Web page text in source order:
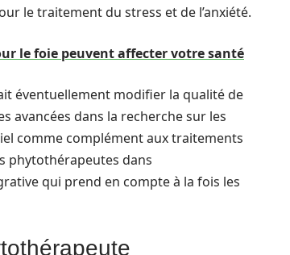
le traitement du stress et de l’anxiété.
le foie peuvent affecter votre santé
éventuellement modifier la qualité de
avancées dans la recherche sur les
comme complément aux traitements
phytothérapeutes dans
qui prend en compte à la fois les